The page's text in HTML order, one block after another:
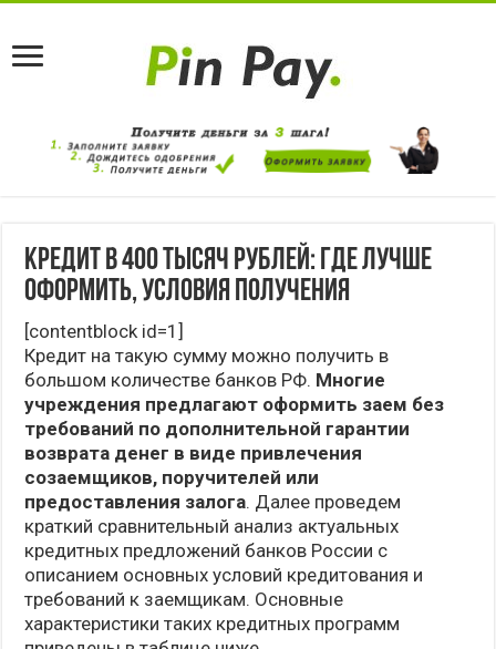
Кредит в 400 тысяч рублей: где лучше
оформить, условия получения
[contentblock id=1]
Кредит на такую сумму можно получить в
большом количестве банков РФ. Многие
учреждения предлагают оформить заем без
требований по дополнительной гарантии
возврата денег в виде привлечения
созаемщиков, поручителей или
предоставления залога. Далее проведем
краткий сравнительный анализ актуальных
кредитных предложений банков России с
описанием основных условий кредитования и
требований к заемщикам. Основные
характеристики таких кредитных программ